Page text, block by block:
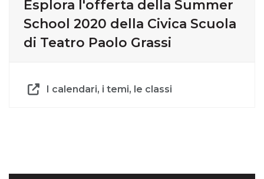
Esplora l'offerta della Summer
School 2020 della Civica Scuola
di Teatro Paolo Grassi
I calendari, i temi, le classi